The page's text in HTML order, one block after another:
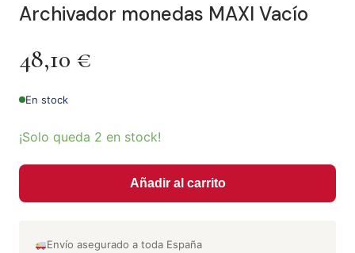
Archivador monedas MAXI Vacío
48,10 €
En stock
¡Solo queda 2 en stock!
Añadir al carrito
Envío asegurado a toda España